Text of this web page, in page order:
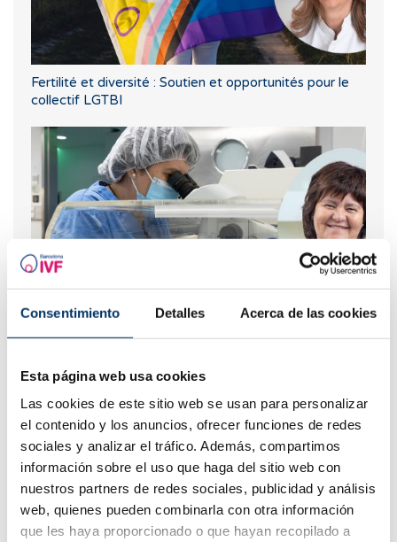
Consentimiento Detalles Acerca de las cookies
Esta página web usa cookies
Las cookies de este sitio web se usan para personalizar
el contenido y los anuncios, ofrecer funciones de redes
sociales y analizar el tráfico. Además, compartimos
información sobre el uso que haga del sitio web con
nuestros partners de redes sociales, publicidad y análisis
web, quienes pueden combinarla con otra información
que les haya proporcionado o que hayan recopilado a
Fertilité et diversité : Soutien et opportunités pour le
collectif LGTBI
avancées en matière de procréation assistée